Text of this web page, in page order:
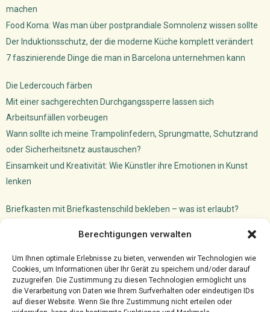
Berechtigungen verwalten
Um Ihnen optimale Erlebnisse zu bieten, verwenden wir Technologien wie
Cookies, um Informationen über Ihr Gerät zu speichern und/oder darauf
zuzugreifen. Die Zustimmung zu diesen Technologien ermöglicht uns
die Verarbeitung von Daten wie Ihrem Surfverhalten oder eindeutigen IDs
auf dieser Website. Wenn Sie Ihre Zustimmung nicht erteilen oder
machen
Food Koma: Was man über postprandiale Somnolenz wissen sollte
Der Induktionsschutz, der die moderne Küche komplett verändert
7 faszinierende Dinge die man in Barcelona unternehmen kann
Die Ledercouch färben
Mit einer sachgerechten Durchgangssperre lassen sich
Arbeitsunfällen vorbeugen
Wann sollte ich meine Trampolinfedern, Sprungmatte, Schutzrand
oder Sicherheitsnetz austauschen?
Einsamkeit und Kreativität: Wie Künstler ihre Emotionen in Kunst
lenken
Briefkasten mit Briefkastenschild bekleben – was ist erlaubt?
Ghostwriter für VWL: akademischer Schreibservice